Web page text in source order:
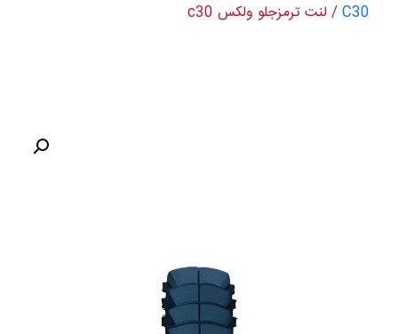
C30/ لنت ترمزجلو ولکس c30